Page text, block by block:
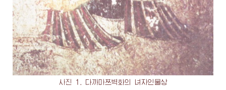
사진 1. 다까마쯔벽화의 녀자인물상